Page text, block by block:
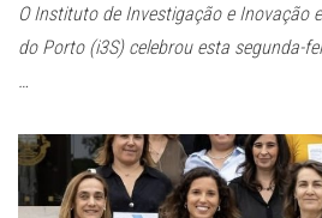
O Instituto de Investigação e Inovação
do Porto (i3S) celebrou esta segunda-
…